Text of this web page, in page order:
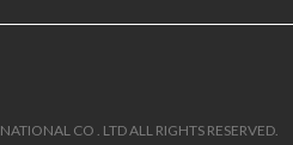
CO . LTD ALL RIGHTS RESERVED.